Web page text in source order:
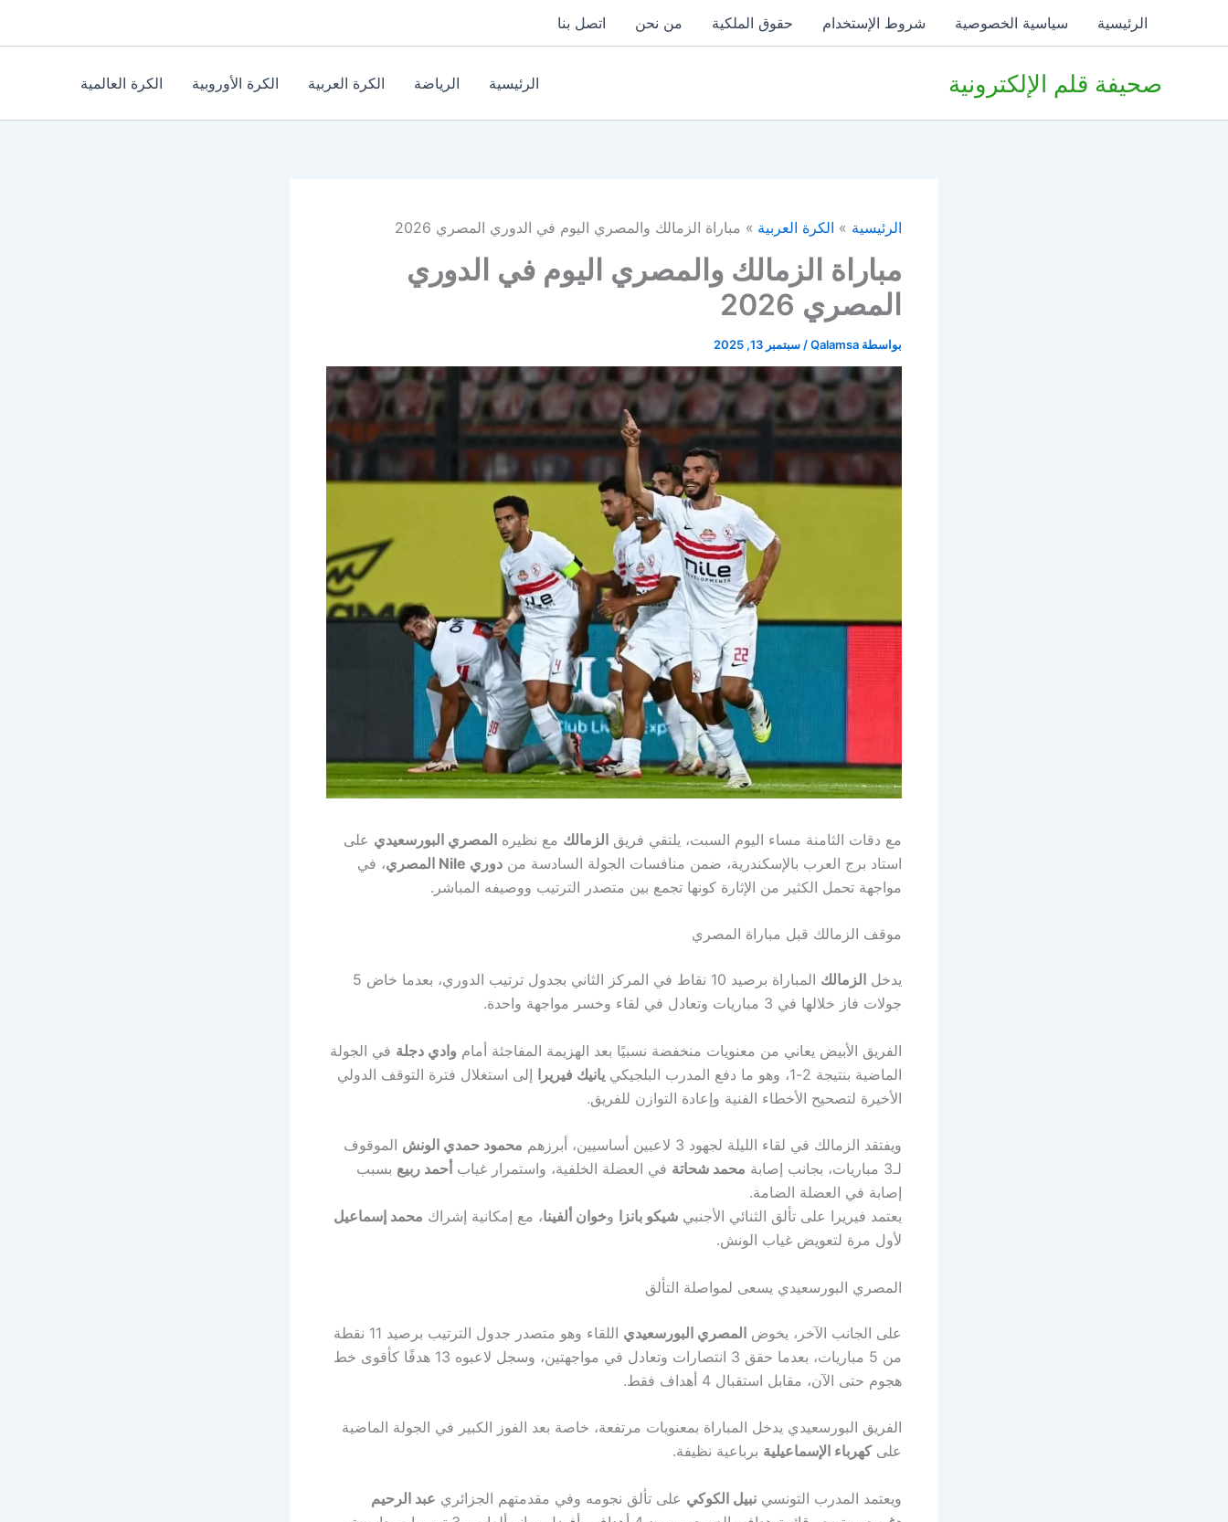
الرئيسية سياسية الخصوصية شروط الإستخدام حقوق الملكية من نحن اتصل بنا
صحيفة قلم الإلكترونية الرئيسية الرياضة الكرة العربية الكرة الأوروبية الكرة العالمية
الرئيسية الكرة العربية مباراة الزمالك والمصري اليوم في الدوري المصري 2026
مباراة الزمالك والمصري اليوم في الدوري
المصري 2026
بواسطة Qalamsa
/ سبتمبر 13, 2025
مع دقات الثامنة مساء اليوم السبت، يلتقي فريق الزمالك مع نظيره المصري البورسعيدي على
استاد برج العرب بالإسكندرية، ضمن منافسات الجولة السادسة من دوري Nile المصري
، في
مواجهة تحمل الكثير من الإثارة كونها تجمع بين متصدر الترتيب ووصيفه المباشر.
موقف الزمالك قبل مباراة المصري
يدخل الزمالك
المباراة برصيد 10 نقاط في المركز الثاني بجدول ترتيب الدوري، بعدما خاض 5
جولات فاز خلالها في 3 مباريات وتعادل في لقاء وخسر مواجهة واحدة.
الفريق الأبيض يعاني من معنويات منخفضة نسبيًا بعد الهزيمة المفاجئة أمام وادي دجلة في الجولة
الماضية بنتيجة 2-1، وهو ما دفع المدرب البلجيكي
يانيك فيريرا إلى استغلال فترة التوقف الدولي
الأخيرة لتصحيح الأخطاء الفنية وإعادة التوازن للفريق.
ويفتقد الزمالك في لقاء الليلة لجهود 3 لاعبين أساسيين، أبرزهم محمود حمدي الونش الموقوف
لـ3 مباريات، بجانب إصابة
محمد شحاتة في العضلة الخلفية، واستمرار غياب أحمد ربيع بسبب
إصابة في العضلة الضامة.
يعتمد فيريرا على تألق الثنائي الأجنبي شيكو بانزا وخوان ألفينا، مع إمكانية إشراك محمد إسماعيل
لأول مرة لتعويض غياب الونش.
المصري البورسعيدي يسعى لمواصلة التألق
على الجانب الآخر، يخوض المصري البورسعيدي
اللقاء وهو متصدر جدول الترتيب برصيد 11 نقطة
من 5 مباريات، بعدما حقق 3 انتصارات وتعادل في مواجهتين، وسجل لاعبوه 13 هدفًا كأقوى خط
هجوم حتى الآن، مقابل استقبال 4 أهداف فقط.
الفريق البورسعيدي يدخل المباراة بمعنويات مرتفعة، خاصة بعد الفوز الكبير في الجولة الماضية
علىكهرباء الإسماعيلية برباعية نظيفة.
ويعتمد المدرب التونسي نبيل الكوكي على تألق نجومه وفي مقدمتهم الجزائري عبد الرحيم